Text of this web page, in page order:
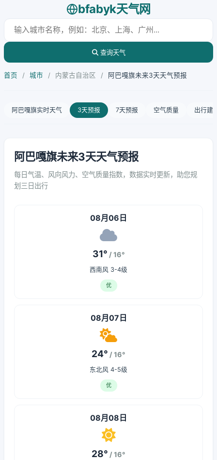
bfabyk天气网
查询天气
首页 / 城市 / 内蒙古自治区 / 阿巴嘎旗未来3天天气预报
阿巴嘎旗实时天气 3天预报 7天预报 空气质量 出行建
阿巴嘎旗未来3天天气预报
每日气温、风向风力、空气质量指数，数据实时更新，助您规
划三日出行
08月06日
31° / 16°
西南风 3-4级
优
08月07日
24° / 16°
东北风 4-5级
优
08月08日
28° / 16°